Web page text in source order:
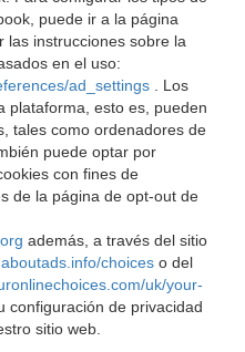
puede ir a la página
las instrucciones sobre la
en el uso:
ad_settings
. Los
plataforma, esto es, pueden
tales como ordenadores de
puede optar por
con fines de
de la página de opt-out de
además, a través del sitio
choices o del
uk/your-
configuración de privacidad
sitio web.